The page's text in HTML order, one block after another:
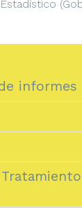
informes